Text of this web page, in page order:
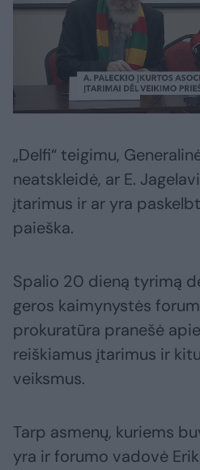
„Delfi“ teigimu,
neatskleidė, ar E.
įtarimus ir ar yra
paieška.
Spalio 20 dieną tyrimą
geros kaimynystės
prokuratūra pranešė
reiškiamus įtarimus ir
veiksmus.
Tarp asmenų, kuriems
yra ir forumo vadovė